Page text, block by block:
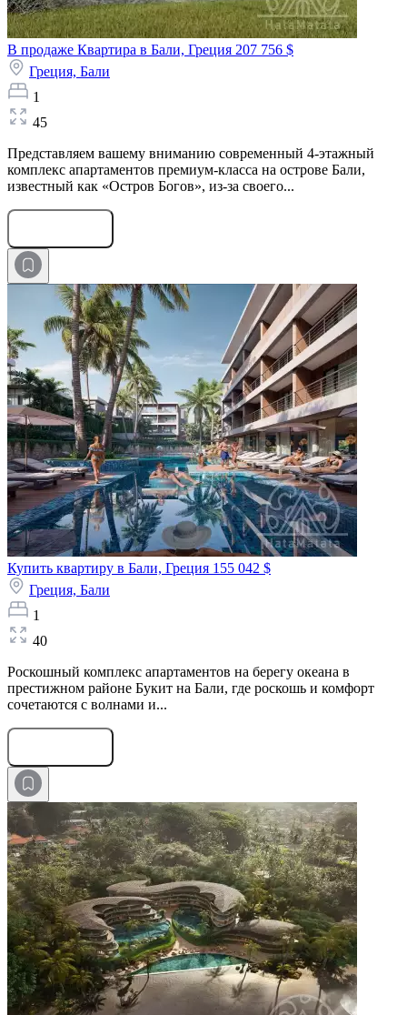
В продаже Квартира в Бали, Греция 207 756 $
Греция, Бали
1
45
Представляем вашему вниманию современный 4-этажный
комплекс апартаментов премиум-класса на острове Бали,
известный как «Остров Богов», из-за своего...
Купить квартиру в Бали, Греция 155 042 $
Греция, Бали
1
40
Роскошный комплекс апартаментов на берегу океана в
престижном районе Букит на Бали, где роскошь и комфорт
сочетаются с волнами и...